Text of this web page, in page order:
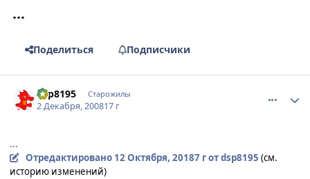
...
Поделиться Подписчики
dsp8195 Старожилы
2 Декабря, 200817 г
...
Отредактировано 12 Октября, 20187 гот dsp8195 (см.
историю изменений)